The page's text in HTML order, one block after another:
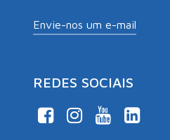
Envie-nos um e-mail
REDES SOCIAIS